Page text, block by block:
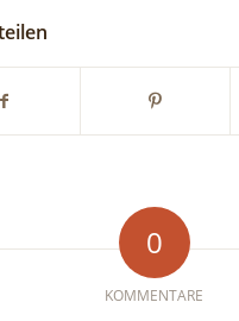
0
KOMMENTARE